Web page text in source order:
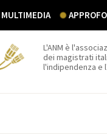
MULTIMEDIA
L'ANM è
dei magistrati
l'indipendenza e